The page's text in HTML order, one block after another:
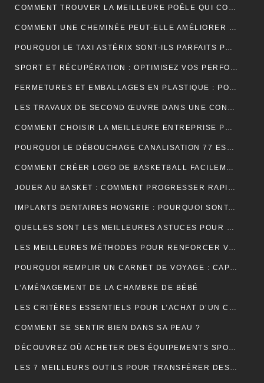
COMMENT TROUVER LA MEILLEURE POÊLE QUI CONVIENT À VOTRE MAISON ?
COMMENT UNE CHEMINÉE PEUT-ELLE AMÉLIORER LE CONFORT ET L’ESTHÉTIQUE DE VOTRE MAISON ?
POURQUOI LE TAXI ASTÉRIX SONT-ILS PARFAITS POUR LES TOURISTES ?
SPORT ET RÉCUPÉRATION : OPTIMISEZ VOS PERFORMANCES AVEC LES HUILES CBD À PARIS
FERMETURES ET EMBALLAGES EN PLASTIQUE : POUR UNE PROTECTION OPTIMALE DE VOS PRODUITS
LES TRAVAUX DE SECOND ŒUVRE DANS UNE CONSTRUCTION DE MAISON
COMMENT CHOISIR LA MEILLEURE ENTREPRISE POUR VOTRE DÉMÉNAGEMENT PARIS MARSEILLE?
POURQUOI LE DÉBOUCHAGE CANALISATION 77 EST-IL ESSENTIEL POUR ÉVITER LES DÉSAGRÉMENTS MAJEURS ?
COMMENT CRÉER LOGO DE BASKETBALL FACILEMENT ET EFFICACEMENT ?
JOUER AU BASKET : COMMENT PROGRESSER RAPIDEMENT EN TECHNIQUE ?
IMPLANTS DENTAIRES HONGRIE : POURQUOI SONT-ILS LA SOLUTION IDÉALE POUR UN SOURIRE PARFAIT ET ABORDABLE ?
QUELLES SONT LES MEILLEURES ASTUCES POUR UN DÉMÉNAGEMENT ÎLE DE FRANCE RÉUSSI ET SANS TRACAS ?
LES MEILLEURES MÉTHODES POUR RENFORCER VOS ONGLES FRAGILES
POURQUOI REMPLIR UN CARNET DE VOYAGE : CAPTURER L’ÂME DE VOS AVENTURES
L’AMÉNAGEMENT DE LA CHAMBRE DE BÉBÉ
LES CRITÈRES ESSENTIELS POUR L’ACHAT D’UN CÂBLE TYPE 2 POUR VÉHICULES ÉLECTRIQUES
COMMENT SE SENTIR BIEN DANS SA PEAU ?
DÉCOUVREZ OÙ ACHETER DES ÉQUIPEMENTS SPORTIFS DE QUALITÉ EN LIGNE
LES 7 MEILLEURS OUTILS POUR TRANSFÉRER DES DONNÉES D’ANDROID VERS MAC